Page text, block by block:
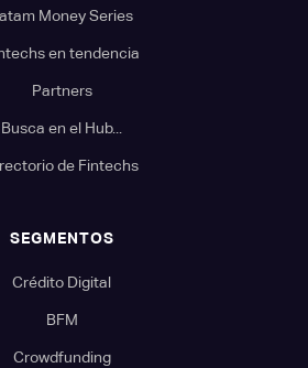
Money Series
en tendencia
Partners
Busca en el Hub...
de Fintechs
SEGMENTOS
Crédito Digital
BFM
Crowdfunding